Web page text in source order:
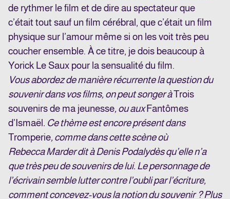
de rythmer le film et de dire au spectateur que
c’était tout sauf un film cérébral, que c’était un film
physique sur l’amour même si on les voit très peu
coucher ensemble. À ce titre, je dois beaucoup à
Yorick Le Saux pour la sensualité du film.
Vous abordez de manière récurrente la question du
souvenir dans vos films, on peut songer àTrois
souvenirs de ma jeunesse, ou auxFantômes
d’Ismaël . Ce thème est encore présent dans
Tromperie, comme dans cette scène où
Rebecca Marder dit à Denis Podalydès qu’elle n’a
que très peu de souvenirs de lui. Le personnage de
l’écrivain semble lutter contre l’oubli par l’écriture,
comment concevez-vous la notion du souvenir ? Plus